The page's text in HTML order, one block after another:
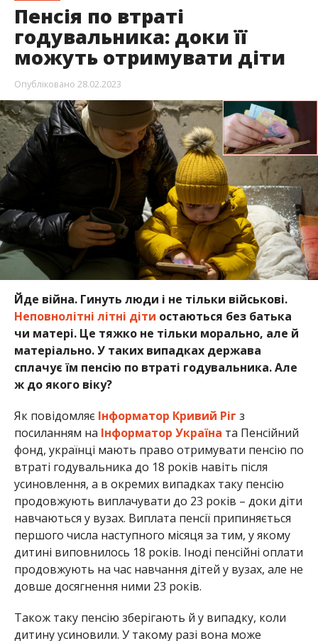
Пенсія по втраті
годувальника: доки її
можуть отримувати діти
Опубліковано 28.02.2023
Йде війна. Гинуть люди і не тільки військові.
Неповнолітні літні діти остаються без батька
чи матері. Це тяжко не тільки морально, але й
матеріально. У таких випадках держава
сплачує їм пенсію по втраті годувальника. Але
ж до якого віку?
Як повідомляє Інформатор Кривий Ріг з
посиланням на Інформатор Україна та Пенсійний
фонд, українці мають право отримувати пенсію по
втраті годувальника до 18 років навіть після
усиновлення, а в окремих випадках таку пенсію
продовжують виплачувати до 23 років – доки діти
навчаються у вузах. Виплата пенсії припиняється
першого числа наступного місяця за тим, у якому
дитині виповнилось 18 років. Іноді пенсійні оплати
продовжують на час навчання дітей у вузах, але не
довше досягнення ними 23 років.
Також таку пенсію зберігають й у випадку, коли
дитину усиновили. У такому разі вона може